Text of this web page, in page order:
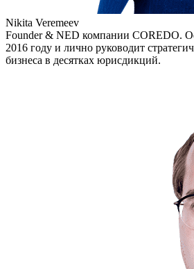
Nikita Veremeev
Founder & NED компании COREDO.
2016 году и лично руководит
бизнеса в десятках юрисдикций.